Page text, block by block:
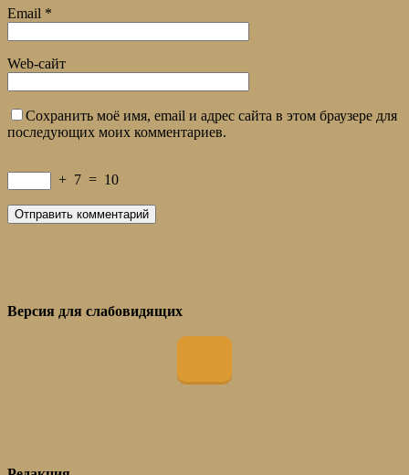
Email *
Web-сайт
Сохранить моё имя, email и адрес сайта в этом браузере для
последующих моих комментариев.
+ 7 = 10
Версия для слабовидящих